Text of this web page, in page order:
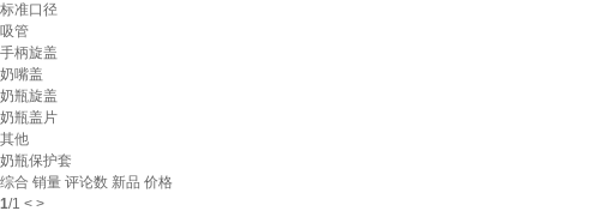
标准口径
吸管
手柄旋盖
奶嘴盖
奶瓶旋盖
奶瓶盖片
其他
奶瓶保护套
综合 销量 评论数 新品 价格
1/1 < >